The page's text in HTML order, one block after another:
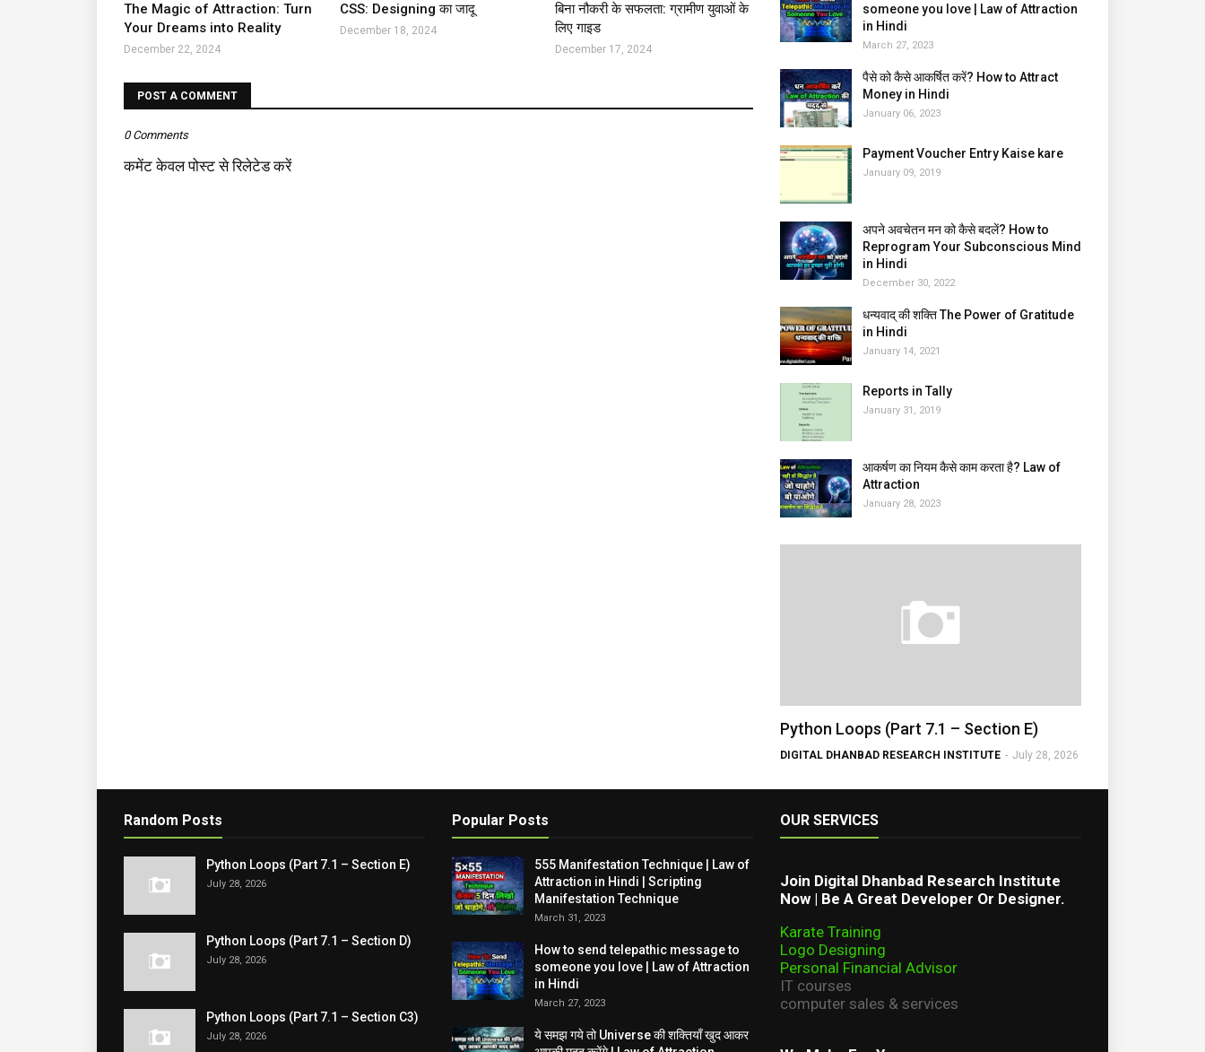
The Magic of Attraction: Turn
Your Dreams into Reality
December 22, 2024
CSS: Designing का जादू
December 18, 2024
बिना नौकरी के सफलता: ग्रामीण युवाओं के
लिए गाइड
December 17, 2024
POST A COMMENT
0 Comments
कमेंट केवल पोस्ट से रिलेटेड करें
someone you love | Law of Attraction
in Hindi
March 27, 2023
पैसे को कैसे आकर्षित करें? How to Attract
Money in Hindi
January 06, 2023
Payment Voucher Entry Kaise kare
January 09, 2019
अपने अवचेतन मन को कैसे बदलें? How to
Reprogram Your Subconscious Mind
in Hindi
December 30, 2022
धन्यवाद् की शक्ति The Power of Gratitude
in Hindi
January 14, 2021
Reports in Tally
January 31, 2019
आकर्षण का नियम कैसे काम करता है? Law of
Attraction
January 28, 2023
Python Loops (Part 7.1 – Section E)
DIGITAL DHANBAD RESEARCH INSTITUTE - July 28, 2026
Random Posts
Python Loops (Part 7.1 – Section E)
July 28, 2026
Python Loops (Part 7.1 – Section D)
July 28, 2026
Python Loops (Part 7.1 – Section C3)
July 28, 2026
Popular Posts
555 Manifestation Technique | Law of
Attraction in Hindi | Scripting
Manifestation Technique
March 31, 2023
How to send telepathic message to
someone you love | Law of Attraction
in Hindi
March 27, 2023
ये समझ गये तो Universe की शक्तियाँ खुद आकर
OUR SERVICES
Join Digital Dhanbad Research Institute
Now | Be A Great Developer Or Designer.
Karate Training
Logo Designing
Personal Financial Advisor
IT courses
computer sales & services